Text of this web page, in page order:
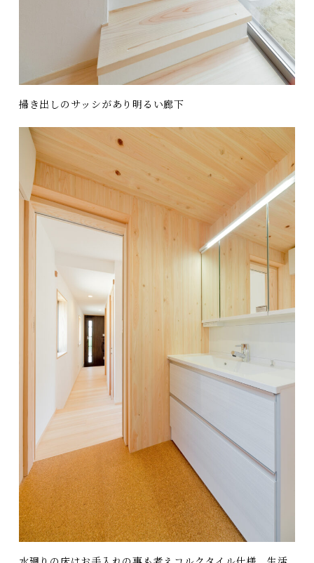
掃き出しのサッシがあり明るい廊下